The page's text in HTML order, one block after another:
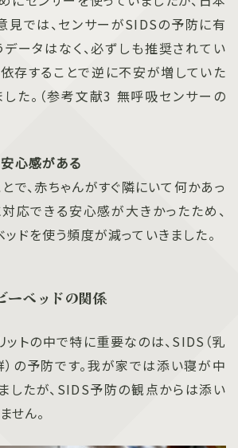
見では、センサーがSIDSの予防に有
ータはなく、必ずしも推奨されてい
依存することで逆に不安が増していた
した。（参考文献3 無呼吸センサーの
心感がある
で、赤ちゃんがすぐ隣にいて何かあっ
応できる安心感が大きかったため、
ドを使う頻度が減っていきました。
ーベッドの関係
ットの中で特に重要なのは、SIDS（乳
の予防です。我が家では添い寝が中
したが、SIDS予防の観点からは添い
せん。